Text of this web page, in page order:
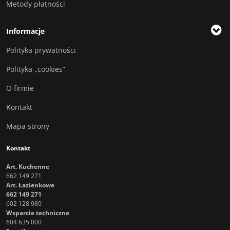
Metody płatności
Informacje
Polityka prywatności
Polityka „cookies”
O firmie
Kontakt
Mapa strony
Kontakt
Art. Kuchenne
662 149 271
Art. Łazienkowe
662 149 271
602 128 980
Wsparcie techniczne
604 635 000